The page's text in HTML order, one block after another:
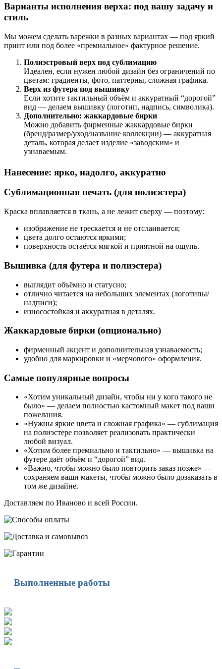
Варианты исполнения верха: под вашу задачу и
стиль
Мы можем сделать варежки в разных вариантах — под яркий
принт или под более «премиальное» фактурное решение.
Полиэстровый верх под сублимацию
Идеален, если нужен любой дизайн без ограничений по
цветам: градиенты, фото, паттерны, сложная графика.
Верх из футера под вышивку
Если хотите тактильный объём и аккуратный “дорогой”
вид — делаем вышивку (логотип, надпись, символика).
Дополнительно: жаккардовые бирки
Можно добавить фирменные жаккардовые бирки
(бренд/размер/уход/название коллекции) — аккуратная
деталь, которая делает изделие «заводским» и
узнаваемым.
Нанесение: ярко, надолго, аккуратно
Сублимационная печать (для полиэстера)
Краска вплавляется в ткань, а не лежит сверху — поэтому:
изображение не трескается и не отслаивается;
цвета долго остаются яркими;
поверхность остаётся мягкой и приятной на ощупь.
Вышивка (для футера и полиэстера)
выглядит объёмно и статусно;
отлично читается на небольших элементах (логотипы/
надписи);
износостойкая и аккуратная в деталях.
Жаккардовые бирки (опционально)
фирменный акцент и дополнительная узнаваемость;
удобно для маркировки и «мерчового» оформления.
Самые популярные вопросы
«Хотим уникальный дизайн, чтобы ни у кого такого не
было» — делаем полностью кастомный макет под ваши
пожелания.
«Нужны яркие цвета и сложная графика» — сублимация
на полиэстере позволяет реализовать практически
любой визуал.
«Хотим более премиально и тактильно» — вышивка на
футере даёт объём и “дорогой” вид.
«Важно, чтобы можно было повторить заказ позже» —
сохраняем ваши макеты, чтобы можно было дозаказать в
том же дизайне.
Доставляем по Иваново и всей России.
Выполненные работы